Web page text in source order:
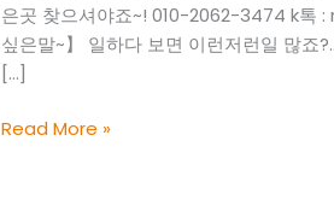
은곳 찾으셔야죠~! 010-2062-3474 k톡
싶은말~】 일하다 보면 이런저런일 많죠
[…]
유
Read More »